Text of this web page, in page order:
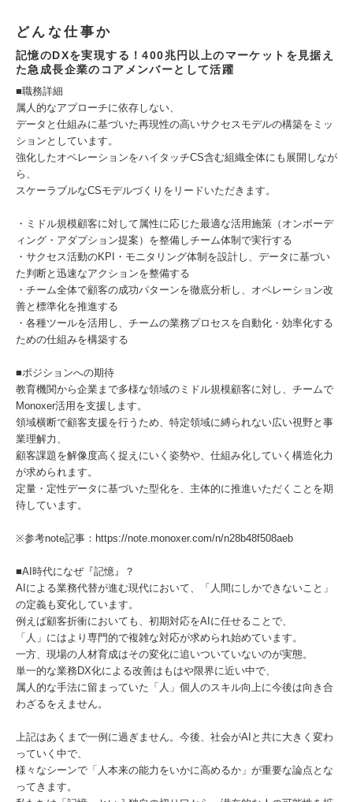
どんな仕事か
記憶のDXを実現する！400兆円以上のマーケットを見据え
た急成⻑企業のコアメンバーとして活躍
■職務詳細
属人的なアプローチに依存しない、
データと仕組みに基づいた再現性の高いサクセスモデルの構築をミッ
ションとしています。
強化したオペレーションをハイタッチCS含む組織全体にも展開しなが
ら、
スケーラブルなCSモデルづくりをリードいただきます。
・ミドル規模顧客に対して属性に応じた最適な活用施策（オンボーデ
ィング・アダプション提案）を整備しチーム体制で実行する
・サクセス活動のKPI・モニタリング体制を設計し、データに基づい
た判断と迅速なアクションを整備する
・チーム全体で顧客の成功パターンを徹底分析し、オペレーション改
善と標準化を推進する
・各種ツールを活用し、チームの業務プロセスを自動化・効率化する
ための仕組みを構築する
■ポジションへの期待
教育機関から企業まで多様な領域のミドル規模顧客に対し、チームで
Monoxer活用を支援します。
領域横断で顧客支援を行うため、特定領域に縛られない広い視野と事
業理解力、
顧客課題を解像度高く捉えにいく姿勢や、仕組み化していく構造化力
が求められます。
定量・定性データに基づいた型化を、主体的に推進いただくことを期
待しています。
※参考note記事：https://note.monoxer.com/n/n28b48f508aeb
■AI時代になぜ『記憶』？
AIによる業務代替が進む現代において、「人間にしかできないこと」
の定義も変化しています。
例えば顧客折衝においても、初期対応をAIに任せることで、
「人」にはより専門的で複雑な対応が求められ始めています。
一方、現場の人材育成はその変化に追いついていないのが実態。
単一的な業務DX化による改善はもはや限界に近い中で、
属人的な手法に留まっていた「人」個人のスキル向上に今後は向き合
わざるをえません。
上記はあくまで一例に過ぎません。今後、社会がAIと共に大きく変わ
っていく中で、
様々なシーンで「人本来の能力をいかに高めるか」が重要な論点とな
ってきます。